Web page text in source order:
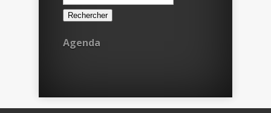
Agenda